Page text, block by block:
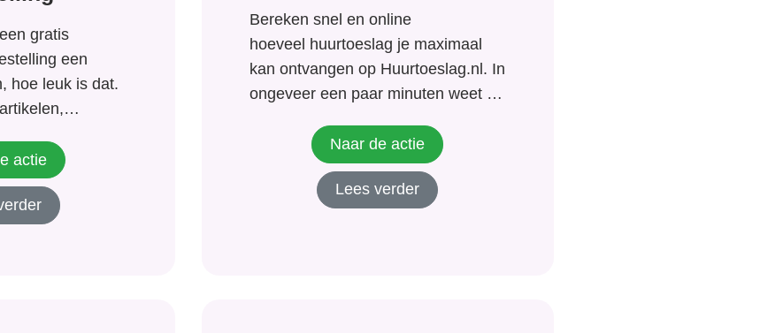
gratis
een
hoe leuk is dat.
product bij elke
in de
actie
Bereken snel en online
hoeveel huurtoeslag je maximaal
kan ontvangen op Huurtoeslag.nl. In
ongeveer een paar minuten weet je
tot € 3936,- per jaar opleveren!
Indien je recht hebt op deze
huurtoeslag kun je hem direct
Naar de actie
Lees verder